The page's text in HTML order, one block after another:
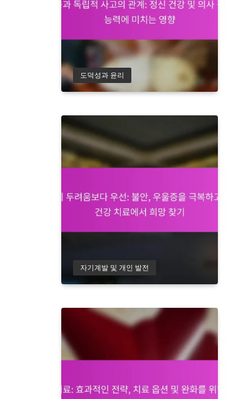
도덕성과 윤리
자기계발 및 개인 발전